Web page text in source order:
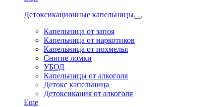
Детоксикационные капельницы
Капельница от запоя
Капельница от наркотиков
Капельница от похмелья
Снятие ломки
УБОД
Капельницы от алкоголя
Детокс капельница
Детоксикация от алкоголя
Еще